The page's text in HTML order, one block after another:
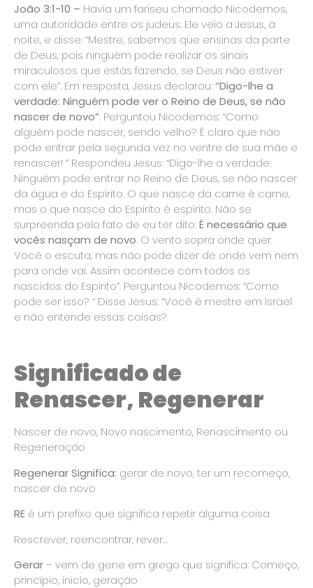
João 3:1-10 – Havia um fariseu chamado Nicodemos,
uma autoridade entre os judeus. Ele veio a Jesus, à
noite, e disse: “Mestre, sabemos que ensinas da parte
de Deus, pois ninguém pode realizar os sinais
miraculosos que estás fazendo, se Deus não estiver
com ele”. Em resposta, Jesus declarou:“Digo-lhe a
verdade: Ninguém pode ver o Reino de Deus, se não
nascer de novo”. Perguntou Nicodemos: “Como
alguém pode nascer, sendo velho? É claro que não
pode entrar pela segunda vez no ventre de sua mãe e
renascer! ” Respondeu Jesus: “Digo-lhe a verdade:
Ninguém pode entrar no Reino de Deus, se não nascer
da água e do Espírito. O que nasce da carne é carne,
mas o que nasce do Espírito é espírito. Não se
surpreenda pelo fato de eu ter dito:É necessário que
vocês nasçam de novo. O vento sopra onde quer.
Você o escuta, mas não pode dizer de onde vem nem
para onde vai. Assim acontece com todos os
nascidos do Espírito”. Perguntou Nicodemos: “Como
pode ser isso? ” Disse Jesus: “Você é mestre em Israel
e não entende essas coisas?
Significado de
Renascer, Regenerar
Nascer de novo, Novo nascimento, Renascimento ou
Regeneração
RegenerarSignifica: gerar de novo, ter um recomeço,
nascer de novo
RE é um prefixo que significa repetir alguma coisa
Rescrever, reencontrar, rever…
Gerar – vem de gene em grego que significa: Começo,
princípio, inicio, geração